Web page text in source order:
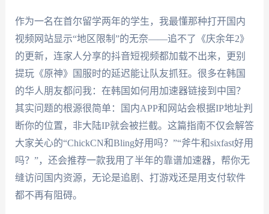
作为一名在首尔留学两年的学生，我最懂那种打开国内
视频网站显示“地区限制”的无奈——追不了《庆余年2》
的更新，连家人分享的抖音短视频都加载不出来，更别
提玩《原神》国服时的延迟能让队友抓狂。很多在韩国
的华人朋友都问我：在韩国如何用加速器链接到中国？
其实问题的根源很简单：国内APP和网站会根据IP地址判
断你的位置，非大陆IP就会被拦截。这篇指南不仅会解答
大家关心的“ChickCN和Bling好用吗？”“斧牛和sixfast好用
吗？”，还会推荐一款我用了半年的靠谱加速器，帮你无
缝访问国内资源，无论是追剧、打游戏还是用支付软件
都不再有阻碍。